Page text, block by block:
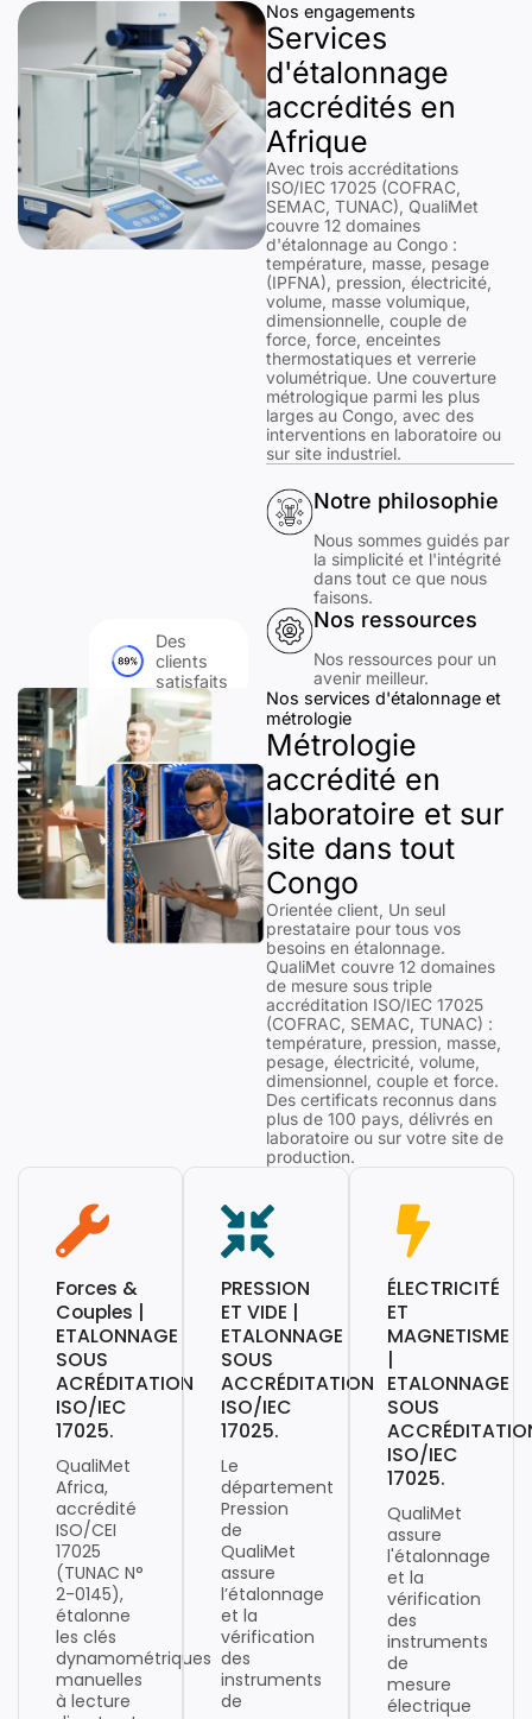
Des
clients
satisfaits
Nos engagements
Services
d'étalonnage
accrédités en
Afrique
Avec trois accréditations
ISO/IEC 17025 (COFRAC,
SEMAC, TUNAC), QualiMet
couvre 12 domaines
d'étalonnage au Congo :
température, masse, pesage
(IPFNA), pression, électricité,
volume, masse volumique,
dimensionnelle, couple de
force, force, enceintes
thermostatiques et verrerie
volumétrique. Une couverture
métrologique parmi les plus
larges au Congo, avec des
interventions en laboratoire ou
sur site industriel.
Notre philosophie
Nous sommes guidés par
la simplicité et l'intégrité
dans tout ce que nous
faisons.
Nos ressources
Nos ressources pour un
avenir meilleur.
Nos services d'étalonnage et
métrologie
Métrologie
accrédité en
laboratoire et sur
site dans tout
Congo
Orientée client, Un seul
prestataire pour tous vos
besoins en étalonnage.
QualiMet couvre 12 domaines
de mesure sous triple
accréditation ISO/IEC 17025
(COFRAC, SEMAC, TUNAC) :
température, pression, masse,
pesage, électricité, volume,
dimensionnel, couple et force.
Des certificats reconnus dans
plus de 100 pays, délivrés en
laboratoire ou sur votre site de
production.
Forces &
Couples |
ETALONNAGE
SOUS
ACRÉDITATION
ISO/IEC
17025.
QualiMet
Africa,
accrédité
ISO/CEI
17025
(TUNAC N°
2-0145),
étalonne
les clés
dynamométriques
manuelles
à lecture
PRESSION
ET VIDE |
ETALONNAGE
SOUS
ACCRÉDITATION
ISO/IEC
17025.
Le
département
Pression
de
QualiMet
assure
l’étalonnage
et la
vérification
des
instruments
de
ÉLECTRICITÉ
ET
MAGNETISME
|
ETALONNAGE
SOUS
ISO/IEC
17025.
QualiMet
assure
l'étalonnage
et la
vérification
des
instruments
de
mesure
électrique